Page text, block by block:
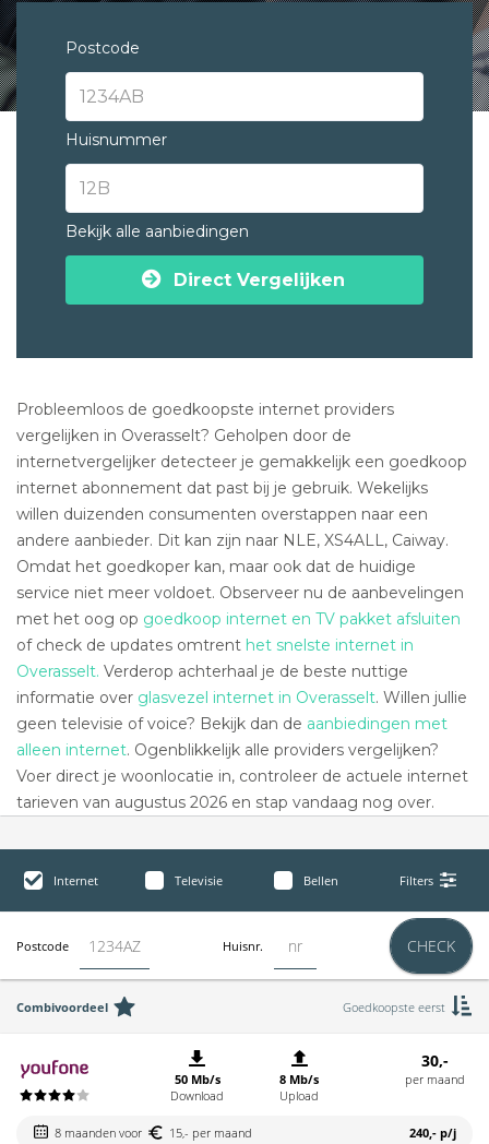
Postcode
Huisnummer
Bekijk alle aanbiedingen
Direct Vergelijken
Probleemloos de goedkoopste internet providers
vergelijken in Overasselt? Geholpen door de
internetvergelijker detecteer je gemakkelijk een goedkoop
internet abonnement dat past bij je gebruik. Wekelijks
willen duizenden consumenten overstappen naar een
andere aanbieder. Dit kan zijn naar NLE, XS4ALL, Caiway.
Omdat het goedkoper kan, maar ook dat de huidige
service niet meer voldoet. Observeer nu de aanbevelingen
met het oog op goedkoop internet en TV pakket afsluiten
of check de updates omtrent het snelste internet in
Overasselt. Verderop achterhaal je de beste nuttige
informatie over glasvezel internet in Overasselt. Willen jullie
geen televisie of voice? Bekijk dan de aanbiedingen met
alleen internet. Ogenblikkelijk alle providers vergelijken?
Voer direct je woonlocatie in, controleer de actuele internet
tarieven van augustus 2026 en stap vandaag nog over.
Internet Televisie Bellen Filters
Postcode Huisnr. CHECK
Combivoordeel Goedkoopste eerst
50 Mb/s
Download
8 Mb/s
Upload
30,-
per maand
8 maanden voor 15,- per maand 240,- p/j